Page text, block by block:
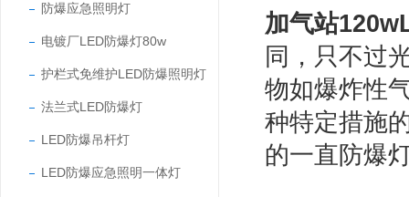
防爆应急照明灯
电镀厂LED防爆灯80w
护栏式免维护LED防爆照明灯
法兰式LED防爆灯
LED防爆吊杆灯
LED防爆应急照明一体灯
加气站
同，只不过
物如爆炸性
种特定措施
的一直防爆